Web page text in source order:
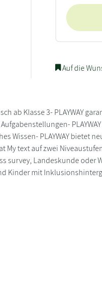
Auf die
ab Klasse 3- PLAYWAY
Wissen- PLAYWAY bietet
My text auf zwei
Landeskunde oder
Kinder mit